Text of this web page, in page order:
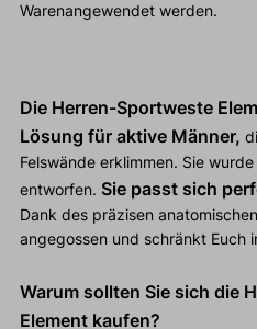
Warenangewendet werden.
Die Herren-Sportweste
Lösung für aktive Männer,
Felswände erklimmen. Sie
entworfen. Sie passt sich
Dank des präzisen
angegossen und schränkt Euch
Warum sollten Sie sich die
Element kaufen?